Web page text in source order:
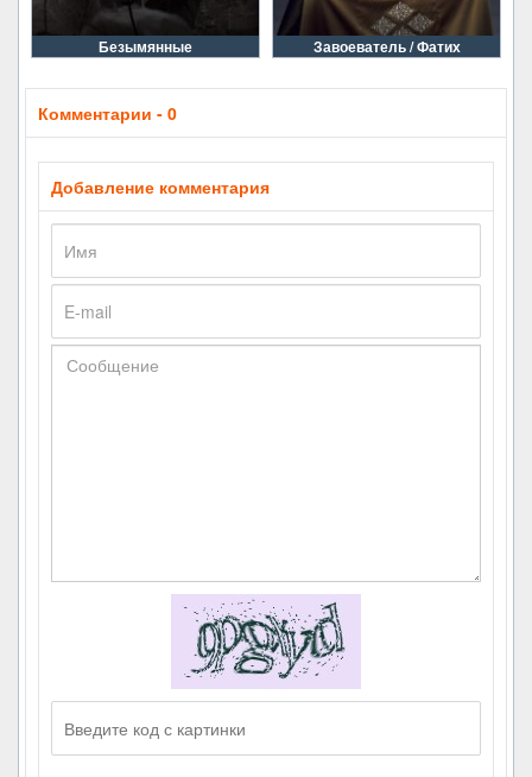
Безымянные Завоеватель / Фатих
Комментарии - 0
Добавление комментария